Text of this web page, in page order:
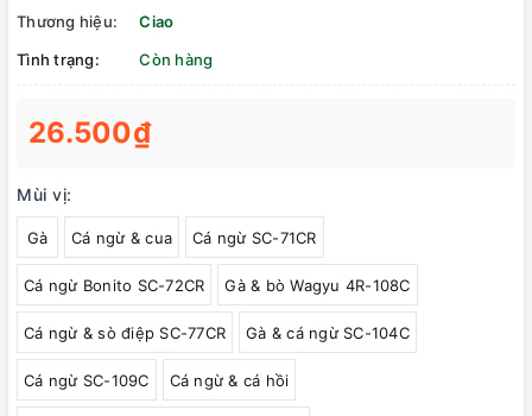
Thương hiệu:
Ciao
Tình trạng:
Còn hàng
26.500₫
Mùi vị:
Gà Cá ngừ & cua Cá ngừ SC-71CR
Cá ngừ Bonito SC-72CR Gà & bò Wagyu 4R-108C
Cá ngừ & sò điệp SC-77CR Gà & cá ngừ SC-104C
Cá ngừ SC-109C Cá ngừ & cá hồi